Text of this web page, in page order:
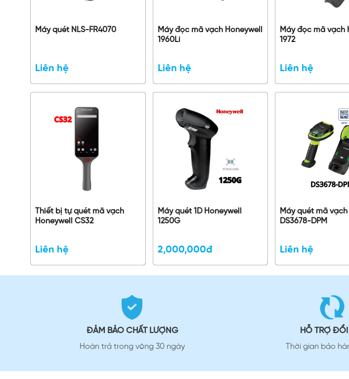
Máy quét NLS-FR4070
Liên hệ
Máy đọc mã vạch Honeywell
1960Li
Liên hệ
Máy đọc mã vạch
1972
Liên hệ
Thiết bị tự quét mã vạch
Honeywell CS32
Liên hệ
Máy quét 1D Honeywell
1250G
2,000,000đ
Máy quét mã vạch
DS3678-DPM
Liên hệ
ĐẢM BẢO CHẤT LƯỢNG
Hoàn trả trong vòng 30 ngày
HỖ TRỢ ĐỔI
Thời gian bảo